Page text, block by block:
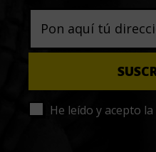
He leído y acepto la